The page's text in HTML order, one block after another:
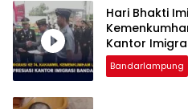
Hari Bhakti
Kantor
Bandarlampung